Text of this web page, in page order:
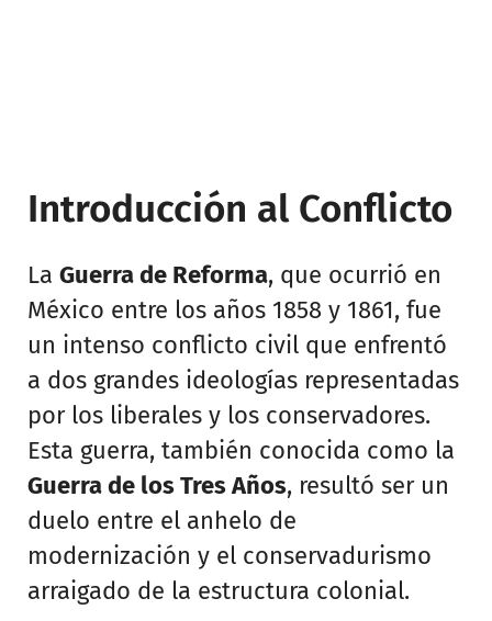
Introducción al Conflicto
La Guerra de Reforma, que ocurrió en
México entre los años 1858 y 1861, fue
un intenso conflicto civil que enfrentó
a dos grandes ideologías representadas
por los liberales y los conservadores.
Esta guerra, también conocida como la
Guerra de los Tres Años, resultó ser un
duelo entre el anhelo de
modernización y el conservadurismo
arraigado de la estructura colonial.